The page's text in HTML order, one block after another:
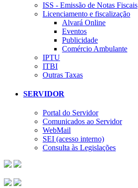
ISS - Emissão de Notas Fiscais
Licenciamento e fiscalização
Alvará Online
Eventos
Publicidade
Comércio Ambulante
IPTU
ITBI
Outras Taxas
SERVIDOR
Portal do Servidor
Comunicados ao Servidor
WebMail
SEI (acesso interno)
Consulta às Legislações